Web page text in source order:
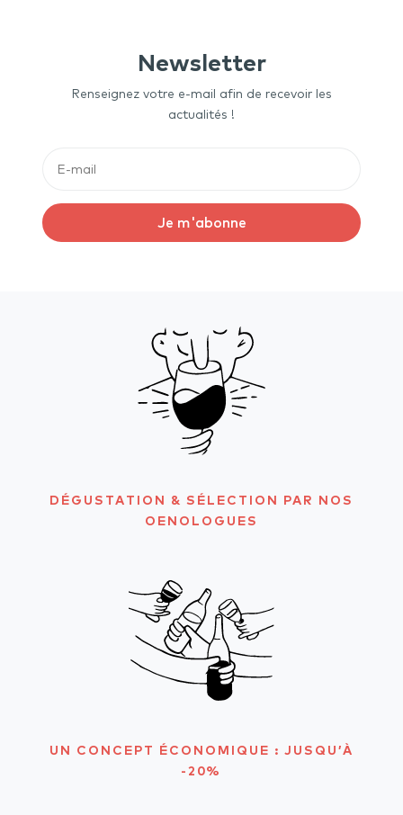
Newsletter
Renseignez votre e-mail afin de recevoir les
actualités !
Je m'abonne
DÉGUSTATION & SÉLECTION PAR NOS
OENOLOGUES
UN CONCEPT ÉCONOMIQUE : JUSQU’À
-20%